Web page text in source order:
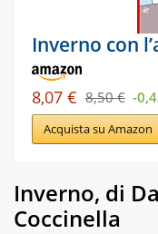
Inverno con
8,07 € 8,50 € -
Acquista su Amazon
Inverno, di
Coccinella